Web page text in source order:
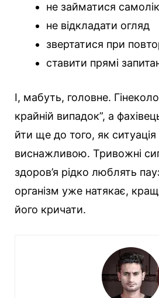
не займатися
не відкладати огляд
звертатися при
ставити прямі
І, мабуть, головне.
крайній випадок”, а
йти ще до того, як ситуація
виснажливою. Тривожні
здоров’я рідко люблять
організм уже натякає,
його кричати.